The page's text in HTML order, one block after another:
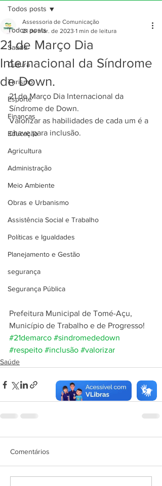
Todos posts
Saúde
Cultura
Turismo
Esporte
Finanças
Educação
Agricultura
Administração
Meio Ambiente
Obras e Urbanismo
Assistência Social e Trabalho
Políticas e Igualdades
Planejamento e Gestão
segurança
Segurança Pública
Todos posts
21 de Março Dia
Internacional da Síndrome
de Down.
Assessoria de Comunicação
21 de mar. de 2023 1 min de leitura
21 de Março Dia Internacional da
Síndrome de Down.
Valorizar as habilidades de cada um é a
chave para inclusão.
Prefeitura Municipal de Tomé-Açu,
Município de Trabalho e de Progresso!
#21demarco #sindromededown
#respeito #inclusão #valorizar
Saúde
Comentários